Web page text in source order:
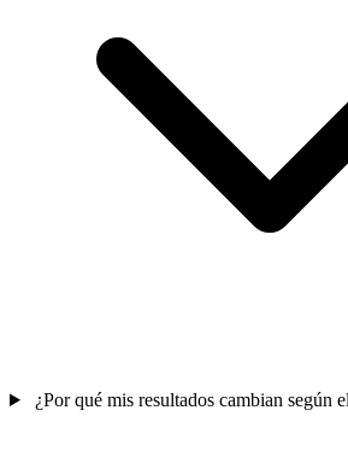
¿Por qué mis resultados cambian según